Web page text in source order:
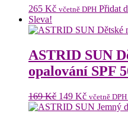
265 Kč včetně DPH Přidat
Sleva!
ASTRID SUN
opalování SPF
169Kč Původní
cena
149 KčAktuální
cena
včetně DPH